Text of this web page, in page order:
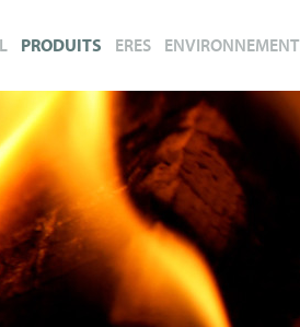
PRODUITS ERES ENVIRONNEMENT